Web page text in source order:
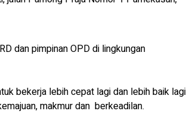
dan pimpinan OPD di lingkungan
bekerja lebih cepat lagi dan lebih baik lagi
makmur dan berkeadilan.